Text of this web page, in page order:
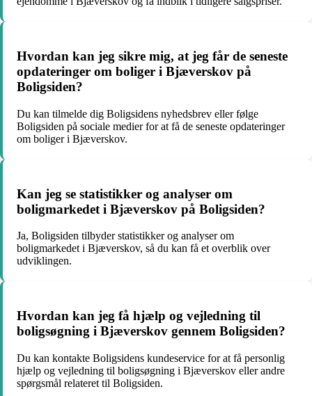
Hvordan kan jeg sikre mig, at jeg får de seneste
opdateringer om boliger i Bjæverskov på
Boligsiden?
Du kan tilmelde dig Boligsidens nyhedsbrev eller følge
Boligsiden på sociale medier for at få de seneste opdateringer
om boliger i Bjæverskov.
Kan jeg se statistikker og analyser om
boligmarkedet i Bjæverskov på Boligsiden?
Ja, Boligsiden tilbyder statistikker og analyser om
boligmarkedet i Bjæverskov, så du kan få et overblik over
udviklingen.
Hvordan kan jeg få hjælp og vejledning til
boligsøgning i Bjæverskov gennem Boligsiden?
Du kan kontakte Boligsidens kundeservice for at få personlig
hjælp og vejledning til boligsøgning i Bjæverskov eller andre
spørgsmål relateret til Boligsiden.